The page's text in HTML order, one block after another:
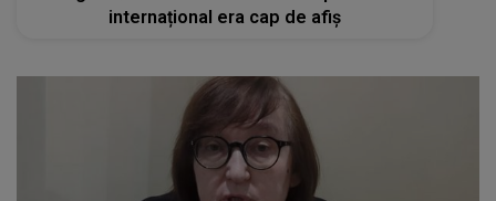
internațional era cap de afiș